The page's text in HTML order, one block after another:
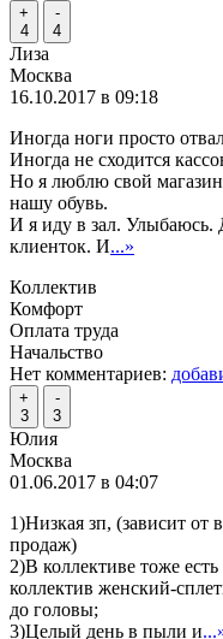
+
4
-
4
Лиза
Москва
16.10.2017 в 09:18
Иногда ноги просто
Иногда не сходится
Но я люблю свой
нашу обувь.
И я иду в зал.
клиенток. И...»
Коллектив
Комфорт
Оплата труда
Начальство
Нет комментариев:
+
3
-
3
Юлия
Москва
01.06.2017 в 04:07
1)Низкая зп, (зависит от
продаж)
2)В коллективе тоже
коллектив женский-
до головы;
3)Целый день в пыли и